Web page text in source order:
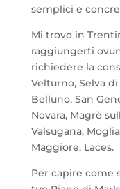
semplici e
Mi trovo in
raggiungerti
richiedere la
Velturno, Selva
Belluno, San
Novara, Magrè
Valsugana,
Maggiore, Laces.
Per capire come